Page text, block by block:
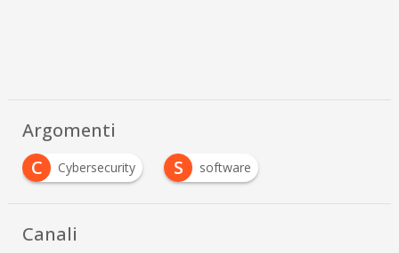
Argomenti
C
Cybersecurity S software
Canali